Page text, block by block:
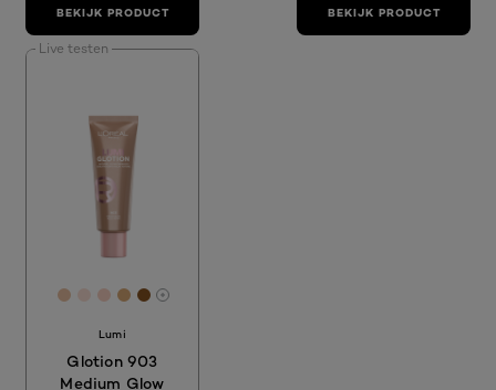
BEKIJK PRODUCT BEKIJK PRODUCT
Live testen
[Color]: #EBC2A3
[Color]: #FBE0D5
[Color]: #F9D2C3
[Color]: #DCAB76
[Color]: #8A5523
More shades are available
Lumi
Glotion 903
Medium Glow